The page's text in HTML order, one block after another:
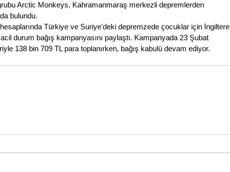
Arctic Monkeys, Kahramanmaraş merkezli depremlerden
bulundu.
Türkiye ve Suriye'deki depremzede çocuklar için İngiltere
durum bağış kampanyasını paylaştı. Kampanyada 23 Şubat
138 bin 709 TL para toplanırken, bağış kabulü devam ediyor.